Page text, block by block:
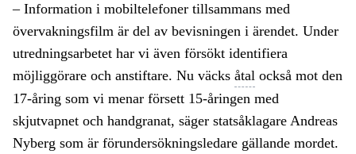
– Information i mobiltelefoner tillsammans med
övervakningsfilm är del av bevisningen i ärendet. Under
utredningsarbetet har vi även försökt identifiera
möjliggörare och anstiftare. Nu väcks åtal också mot den
17-åring som vi menar försett 15-åringen med
skjutvapnet och handgranat, säger statsåklagare Andreas
Nyberg som är förundersökningsledare gällande mordet.